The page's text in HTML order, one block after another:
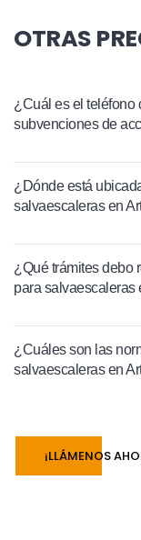
OTRAS
¿Cuál es el teléfono
subvenciones de
¿Dónde está
salvaescaleras en
¿Qué trámites debo
para salvaescaleras
¿Cuáles son las
salvaescaleras en
¡LLÁMENOS